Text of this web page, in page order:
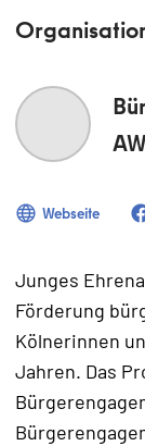
Webseite
Junges
Förderung
Kölnerinnen
Jahren. Das